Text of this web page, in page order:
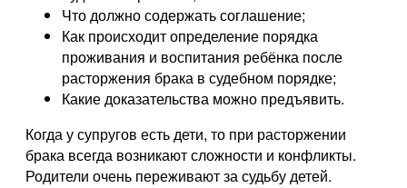
Что должно содержать соглашение;
Как происходит определение порядка
проживания и воспитания ребёнка после
расторжения брака в судебном порядке;
Какие доказательства можно предъявить.
Когда у супругов есть дети, то при расторжении
брака всегда возникают сложности и конфликты.
Родители очень переживают за судьбу детей.